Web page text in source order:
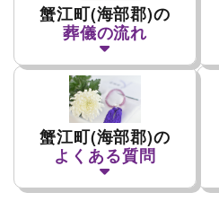
蟹江町(海部郡)の
葬儀の流れ
蟹江町(海部郡)の
よくある質問